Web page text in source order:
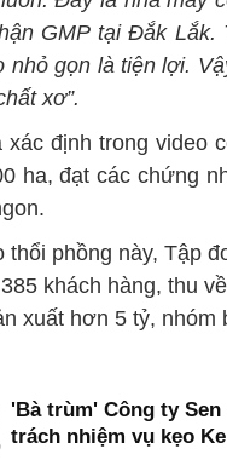
GMP tại Đắk
nhỏ gọn là tiện lợi.
xơ”.
xác định trong video
ha, đạt các chứng
phồng này, Tập
khách hàng, thu
xuất hơn 5 tỷ,
'Bà trùm' Công ty
trách nhiệm vụ kẹo